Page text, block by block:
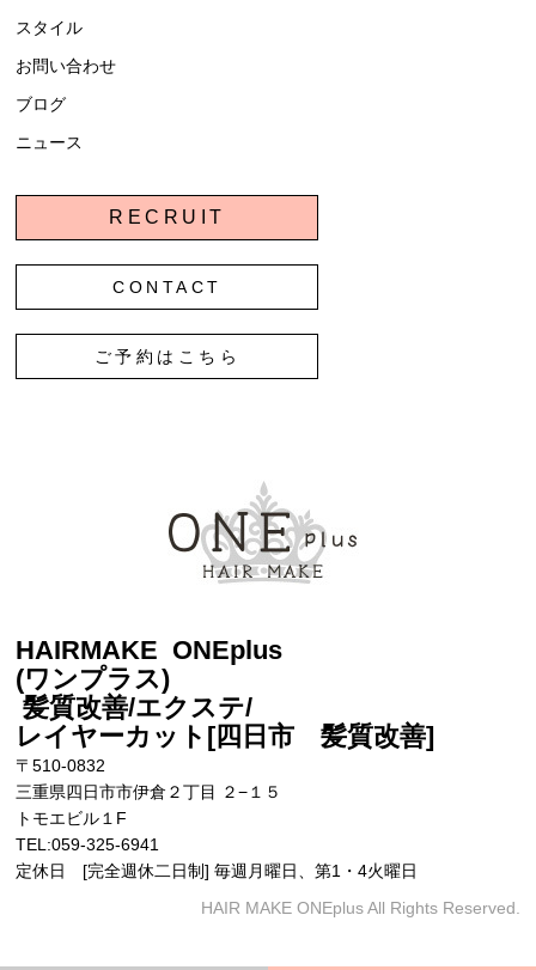
スタイル
お問い合わせ
ブログ
ニュース
RECRUIT
CONTACT
ご予約はこちら
HAIRMAKE ONEplus
(ワンプラス)
髪質改善/エクステ/
レイヤーカット[四日市 髪質改善]
〒510-0832
三重県四日市市伊倉２丁目 ２−１５
トモエビル１F
TEL:059-325-6941
定休日 [完全週休二日制] 毎週月曜日、第1・4火曜日
HAIR MAKE ONEplus All Rights Reserved.